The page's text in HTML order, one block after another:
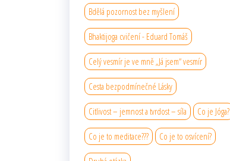
Bdělá pozornost bez myšlení
Bhaktijoga cvičení - Eduard Tomáš
Celý vesmír je ve mně „Já jsem“ vesmír
Cesta bezpodmínečné Lásky
Citlivost – jemnost a tvrdost – síla Co je Jóga?
Co je to meditace??? Co je to osvícení?